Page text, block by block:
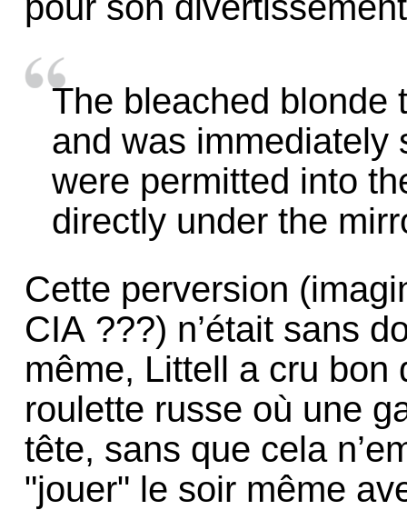
The bleached blonde
and was immediately
were permitted into
directly under the
Cette perversion
CIA ???) n’était sans
même, Littell a cru bon
roulette russe où une
tête, sans que cela
"jouer" le soir même